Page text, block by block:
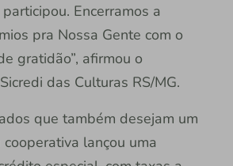
Encerramos a
pra Nossa Gente com o
gratidão”, afirmou o
das Culturas RS/MG.
que também desejam um
cooperativa lançou uma